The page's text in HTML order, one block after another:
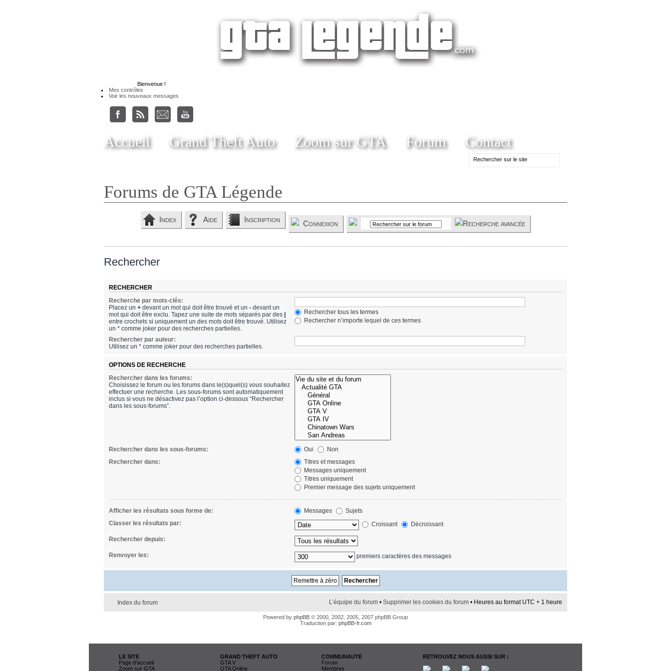
Bienvenue !
Mes contrôles
Voir les nouveaux messages
Accueil Grand Theft Auto Zoom sur GTA Forum Contact
Forums de GTA Légende
Index Aide Inscription Connexion
Rechercher
RECHERCHER
Recherche par mots-clés:
Placez un + devant un mot qui doit être trouvé et un - devant un
mot qui doit être exclu. Tapez une suite de mots séparés par des
entre crochets si uniquement un des mots doit être trouvé. Utilisez
un * comme joker pour des recherches partielles.
Rechercher tous les termes
Rechercher n’importe lequel de ces termes
Rechercher par auteur:
Utilisez un * comme joker pour des recherches partielles.
OPTIONS DE RECHERCHE
Rechercher dans les forums:
Choisissez le forum ou les forums dans le(s)quel(s) vous souhaitez
effectuer une recherche. Les sous-forums sont automatiquement
inclus si vous ne désactivez pas l’option ci-dessous “Rechercher
dans les sous-forums”.
Rechercher dans les sous-forums: Oui
Non
Rechercher dans:
Titres et messages
Messages uniquement
Titres uniquement
Premier message des sujets uniquement
Afficher les résultats sous forme de: Messages
Sujets
Classer les résultats par:
Croissant Décroissant
Rechercher depuis:
Renvoyer les: premiers caractères des messages
Index du forum L’équipe du forum • Supprimer les cookies du forum • Heures au format UTC + 1 heure
Powered by phpBB © 2000, 2002, 2005, 2007 phpBB Group
Traduction par: phpBB-fr.com
LE SITE
Page d'accueil
Zoom sur GTA
GRAND THEFT AUTO
GTA V
GTA Online
COMMUNAUTE
Forum
Membres
RETROUVEZ NOUS AUSSI SUR :